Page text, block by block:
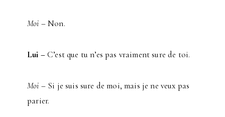
Moi –Non.
Lui –C’est que tu n’es pas vraiment sure de toi.
Moi –Si je suis sure de moi, mais je ne veux pas
parier.